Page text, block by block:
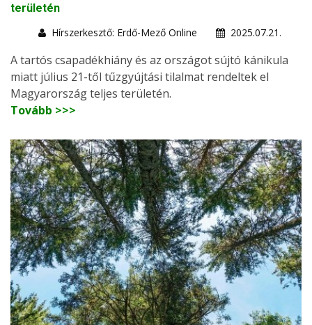
területén
Hírszerkesztő: Erdő-Mező Online
2025.07.21.
A tartós csapadékhiány és az országot sújtó kánikula
miatt július 21-től tűzgyújtási tilalmat rendeltek el
Magyarország teljes területén.
Tovább >>>